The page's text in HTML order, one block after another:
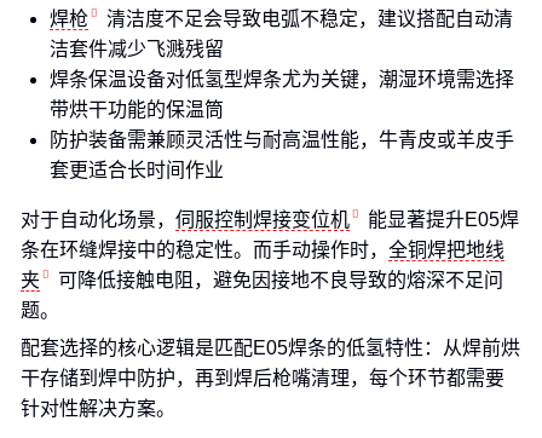
焊枪
清洁度不足会导致电弧不稳定，建议搭配自动清
洁套件减少飞溅残留
焊条保温设备对低氢型焊条尤为关键，潮湿环境需选择
带烘干功能的保温筒
防护装备需兼顾灵活性与耐高温性能，牛青皮或羊皮手
套更适合长时间作业
对于自动化场景， 伺服控制焊接变位机
能显著提升E05焊
条在环缝焊接中的稳定性。而手动操作时， 全铜焊把地线
夹
可降低接触电阻，避免因接地不良导致的熔深不足问
题。
配套选择的核心逻辑是匹配E05焊条的低氢特性：从焊前烘
干存储到焊中防护，再到焊后枪嘴清理，每个环节都需要
针对性解决方案。